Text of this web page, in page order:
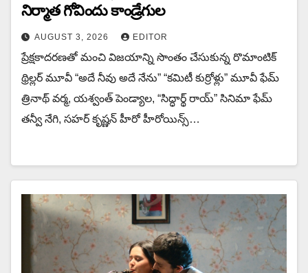
నిర్మాత గోవిందు కాండ్రేగుల
AUGUST 3, 2026 EDITOR
ప్రేక్షకాదరణతో మంచి విజయాన్ని సొంతం చేసుకున్న రొమాంటిక్
థ్రిల్లర్ మూవీ “అదే నీవు అదే నేను” “కమిటీ కుర్రోళ్లు” మూవీ ఫేమ్
త్రినాథ్ వర్మ, యశ్వంత్ పెండ్యాల, “సిద్ధార్థ్ రాయ్” సినిమా ఫేమ్
తన్వీ నేగి, సహర్ కృష్ణన్ హీరో హీరోయిన్స్…